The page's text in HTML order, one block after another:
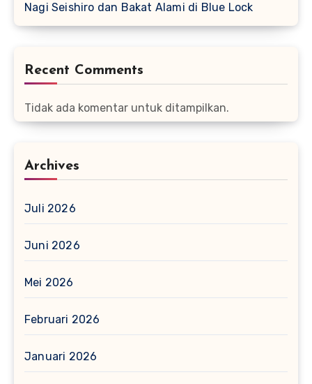
Nagi Seishiro dan Bakat Alami di Blue Lock
Recent Comments
Tidak ada komentar untuk ditampilkan.
Archives
Juli 2026
Juni 2026
Mei 2026
Februari 2026
Januari 2026